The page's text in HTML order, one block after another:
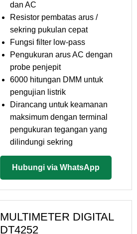
dan AC
Resistor pembatas arus /
sekring pukulan cepat
Fungsi filter low-pass
Pengukuran arus AC dengan
probe penjepit
6000 hitungan DMM untuk
pengujian listrik
Dirancang untuk keamanan
maksimum dengan terminal
pengukuran tegangan yang
dilindungi sekring
Hubungi via WhatsApp
MULTIMETER DIGITAL
DT4252